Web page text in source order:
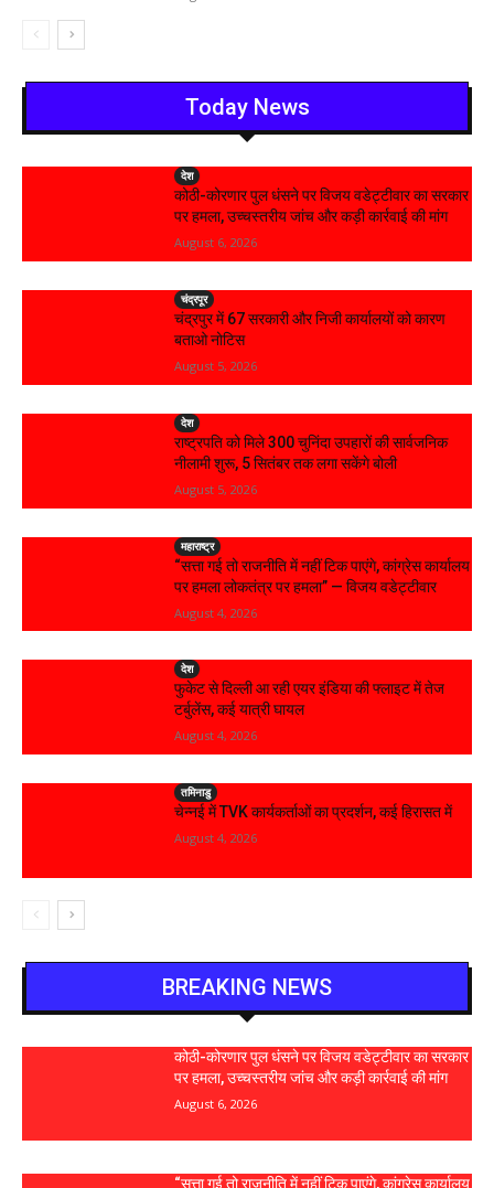
Today News
देश
कोठी-कोरणार पुल धंसने पर विजय वडेट्टीवार का सरकार
पर हमला, उच्चस्तरीय जांच और कड़ी कार्रवाई की मांग
August 6, 2026
चंद्रपूर
चंद्रपुर में 67 सरकारी और निजी कार्यालयों को कारण
बताओ नोटिस
August 5, 2026
देश
राष्ट्रपति को मिले 300 चुनिंदा उपहारों की सार्वजनिक
नीलामी शुरू, 5 सितंबर तक लगा सकेंगे बोली
August 5, 2026
महाराष्ट्र
“सत्ता गई तो राजनीति में नहीं टिक पाएंगे, कांग्रेस कार्यालय
पर हमला लोकतंत्र पर हमला” — विजय वडेट्टीवार
August 4, 2026
देश
फुकेट से दिल्ली आ रही एयर इंडिया की फ्लाइट में तेज
टर्बुलेंस, कई यात्री घायल
August 4, 2026
तमिनाडु
चेन्नई में TVK कार्यकर्ताओं का प्रदर्शन, कई हिरासत में
August 4, 2026
BREAKING NEWS
कोठी-कोरणार पुल धंसने पर विजय वडेट्टीवार का सरकार
पर हमला, उच्चस्तरीय जांच और कड़ी कार्रवाई की मांग
August 6, 2026
“सत्ता गई तो राजनीति में नहीं टिक पाएंगे, कांग्रेस कार्यालय